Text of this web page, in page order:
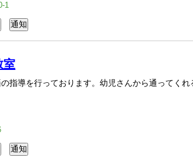
1
室
指導を行っております。幼児さんから通ってくれ